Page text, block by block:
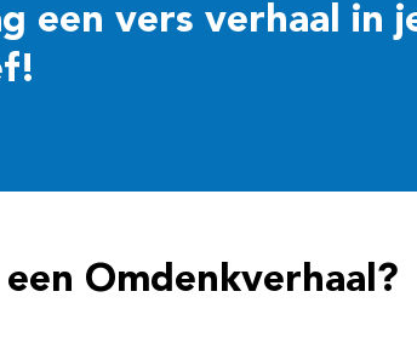
een vers verhaal in
Omdenkverhaal?